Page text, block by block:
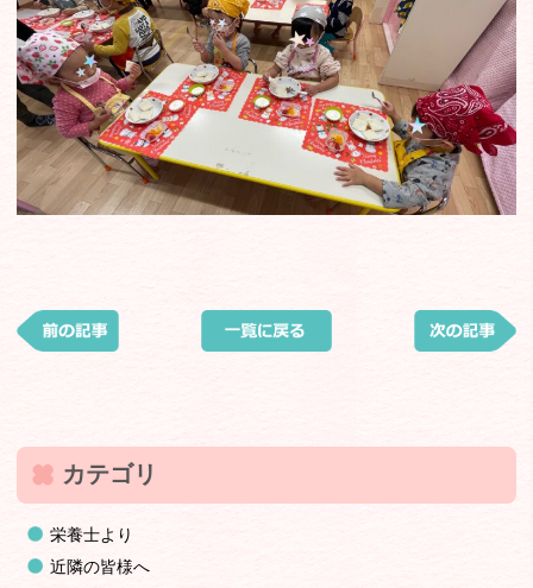
カテゴリ
栄養士より
近隣の皆様へ